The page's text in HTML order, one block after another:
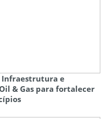
Infraestrutura e
& Gas para fortalecer